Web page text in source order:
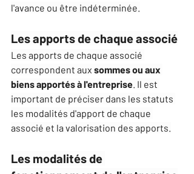
l'avance ou être indéterminée.
Les apports de chaque associé
Les apports de chaque associé
correspondent aux sommes ou aux
biens apportés à l'entreprise. Il est
important de préciser dans les statuts
les modalités d'apport de chaque
associé et la valorisation des apports.
Les modalités de